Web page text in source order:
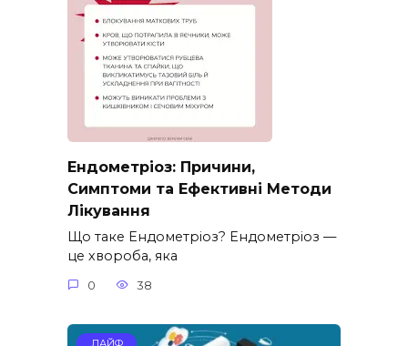
Ендометріоз: Причини,
Симптоми та Ефективні Методи
Лікування
Що таке Ендометріоз? Ендометріоз —
це хвороба, яка
0 38